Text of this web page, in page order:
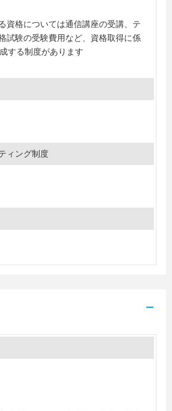
資格については通信講座の受講、テ
試験の受験費用など、資格取得に係
する制度があります
ィング制度